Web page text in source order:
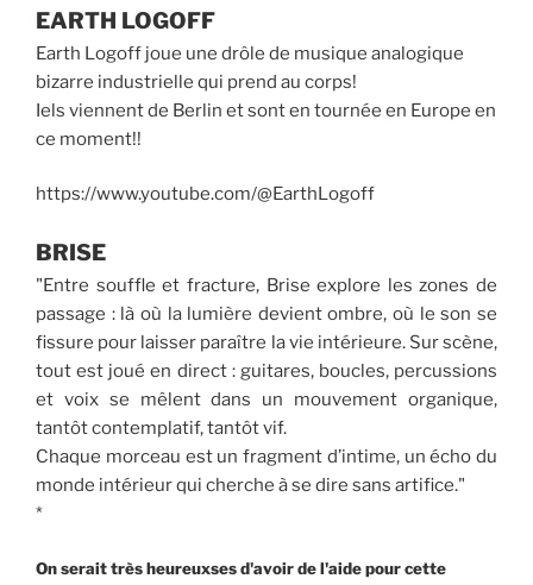
EARTH LOGOFF
Earth Logoff joue une drôle de musique analogique
bizarre industrielle qui prend au corps!
Iels viennent de Berlin et sont en tournée en Europe en
ce moment!!
https://www.youtube.com/@EarthLogoff
BRISE
"Entre souffle et fracture, Brise explore les zones de
passage : là où la lumière devient ombre, où le son se
fissure pour laisser paraître la vie intérieure. Sur scène,
tout est joué en direct : guitares, boucles, percussions
et voix se mêlent dans un mouvement organique,
tantôt contemplatif, tantôt vif.
Chaque morceau est un fragment d’intime, un écho du
monde intérieur qui cherche à se dire sans artifice."
*
On serait très heureuxses d'avoir de l'aide pour cette